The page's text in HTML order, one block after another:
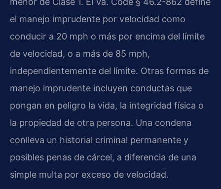
el manejo imprudente por velocidad como
conducir a 20 mph o más por encima del límite
de velocidad, o a más de 85 mph,
independientemente del límite. Otras formas de
manejo imprudente incluyen conductas que
pongan en peligro la vida, la integridad física o
la propiedad de otra persona. Una condena
conlleva un historial criminal permanente y
posibles penas de cárcel, a diferencia de una
simple multa por exceso de velocidad.